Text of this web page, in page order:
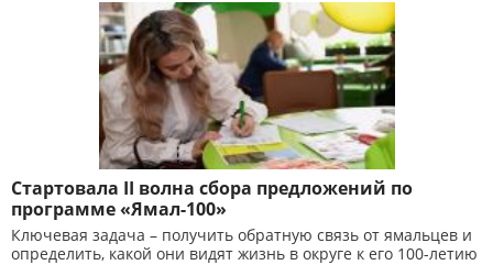
Стартовала II волна сбора предложений по
программе «Ямал-100»
Ключевая задача – получить обратную связь от ямальцев и
определить, какой они видят жизнь в округе к его 100-летию